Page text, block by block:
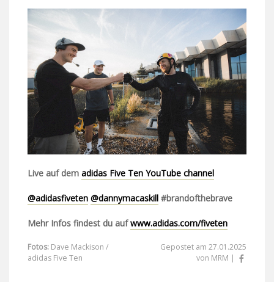
Live auf dem adidas Five Ten YouTube channel
@adidasfiveten @dannymacaskill #brandofthebrave
Mehr Infos findest du aufwww.adidas.com/fiveten
Fotos: Dave Mackison /
adidas Five Ten
Gepostet am 27.01.2025
von MRM |